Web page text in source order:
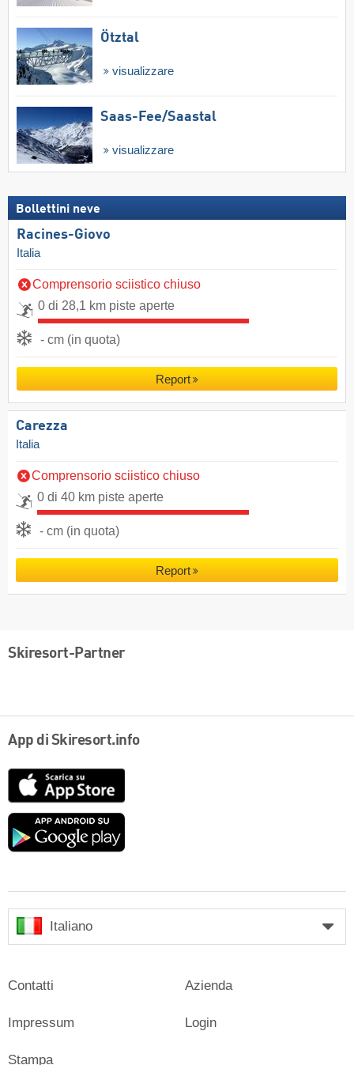
Ötztal
visualizzare
Saas-Fee/​Saastal
visualizzare
Bollettini neve
Racines-Giovo
Italia
Comprensorio sciistico chiuso
0 di 28,1 km piste aperte
- cm (in quota)
Report
Carezza
Italia
Comprensorio sciistico chiuso
0 di 40 km piste aperte
- cm (in quota)
Report
Skiresort-Partner
App di Skiresort.info
Google
Italiano
Contatti
Impressum
Stampa
Azienda
Login